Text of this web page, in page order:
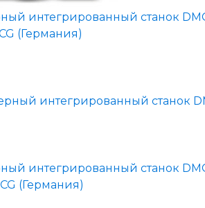
интегрированный станок
(Германия)
интегрированный станок
(Германия)